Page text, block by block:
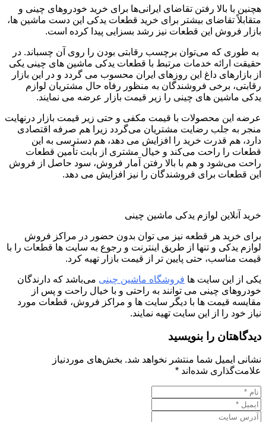
هچنین با بالا رفتن تقاضای ایرانی‌ها برای خرید خودروهای چینی و
متقابلاً تقاضای بیشتر برای خرید قطعات یدکی این دست ماشین ‌ها،
بازار فروش این قطعات نیز رشد بسزایی پیدا کرده است.
به طوری که می‌توان برچسب رقابتی بودن را روی آن چسباند. در
حقیقت ارائه خدمات مرتبط با قطعات یدکی ماشین ‌های چینی یکی
از بازارهای داغ این روزهای ایران محسوب می ‌گردد و در این بازار
رقابتی، برخی فروشندگان به منظور رفاه حال مشتریان لوازم
یدکی ماشین ‌های چینی را زیر قیمت بازار عرضه می ‌نمایند.
عرضه‌ این محصولات با قیمت مکفی و حتی زیر قیمت بازار درنهایت
منجر به جلب رضایت مشتریان می‌گردد زیرا هم صرفه‌ اقتصادی
دارد، هم قدرت خرید را افزایش می ‌دهد، هم دسترسی به این
قطعات را راحت می‌کند و خیال مشتری از بابت تأمین قطعات
راحت می‌شود و هم با بالا رفتن آمار فروش، سود حاصل از فروش
این قطعات برای فروشندگان را نیز افزایش می ‌دهد.
خرید آنلاین لوازم یدکی ماشین چینی
برای خرید هر قطعه نیز می ‌توان بدون حضور در مراکز فروش
لوازم یدکی و تنها از طریق اینترنت و رجوع به سایت ‌ها قطعات را با
قیمت مناسب، حتی پایین ‌تر از قیمت بازار تهیه کرد.
یکی از این سایت‌ ها فروشگاه ماشین چینی می‌باشد که دارندگان
خودروهای چینی می ‌توانند به راحتی و با خیال راحت و پس از
مقایسه قیمت‌ ها با دیگر سایت‌ ها و مراکز فروش، قطعات مورد
نیاز خود را از این سایت تهیه نمایند.
دیدگاهتان را بنویسید
نشانی ایمیل شما منتشر نخواهد شد. بخش‌های موردنیاز
علامت‌گذاری شده‌اند *